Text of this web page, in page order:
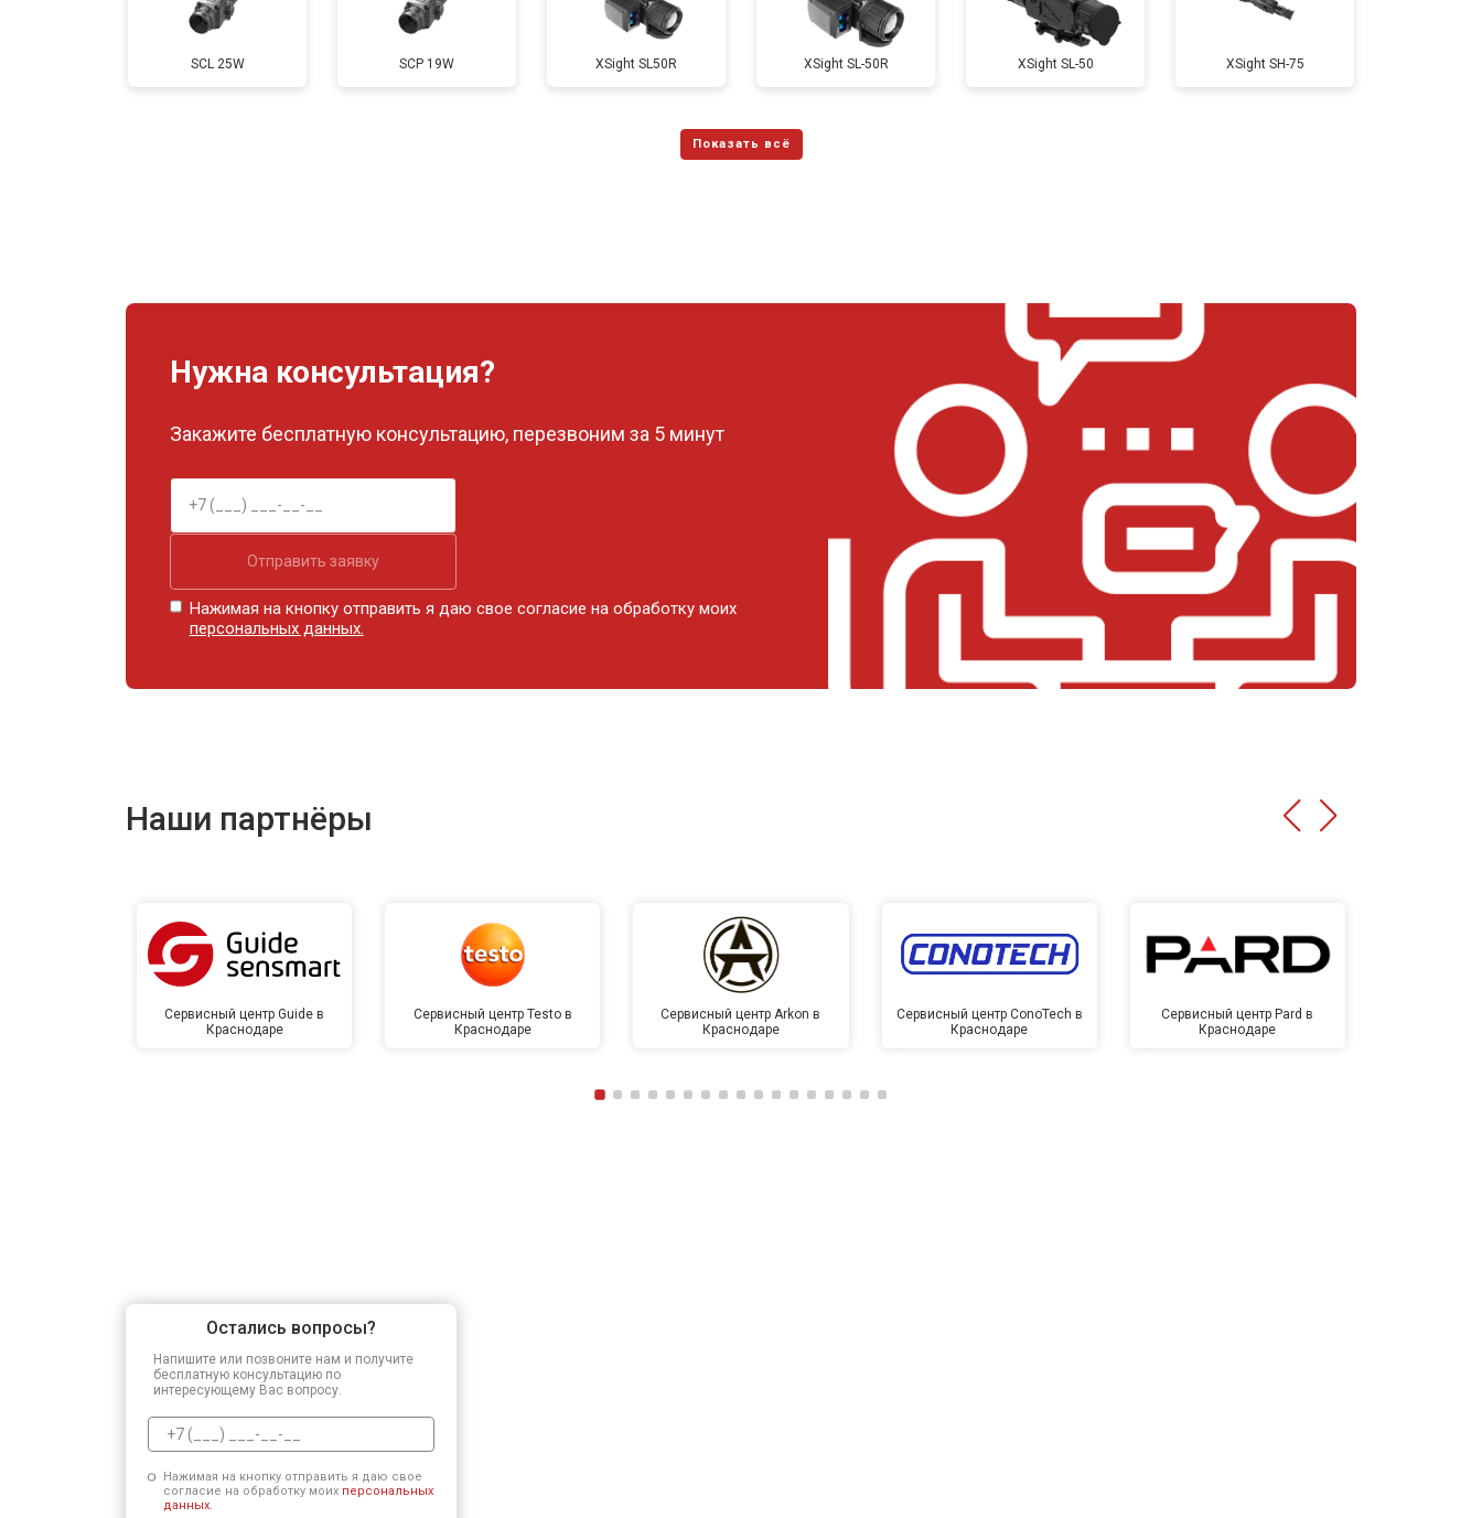
SCL 25W SCP 19W ХSight SL50R XSight SL-50R XSight SL-50 XSight SH-75
Нужна консультация?
Закажите бесплатную консультацию, перезвоним за 5 минут
Отправить заявку
Нажимая на кнопку отправить я даю свое согласие на обработку моих
персональных данных.
Наши партнёры
Сервисный центр Guide в
Краснодаре
Сервисный центр Testo в
Краснодаре
Сервисный центр Arkon в
Краснодаре
Сервисный центр ConoTech в
Краснодаре
Сервисный центр Pard в
Краснодаре
Остались вопросы?
Напишите или позвоните нам и получите
бесплатную консультацию по
интересующему Вас вопросу.
Нажимая на кнопку отправить я даю свое
согласие на обработку моих персональных
данных.